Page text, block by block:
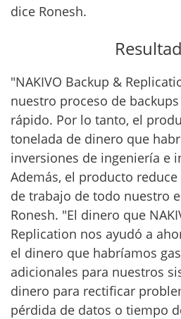
dice Ronesh.
"NAKIVO Backup &
nuestro proceso de
rápido. Por lo tanto, el
tonelada de dinero que
inversiones de ingeniería e
Además, el producto
de trabajo de todo nuestro
Ronesh. "El dinero que
Replication nos ayudó a
el dinero que habríamos
adicionales para nuestros
dinero para rectificar
pérdida de datos o tiempo